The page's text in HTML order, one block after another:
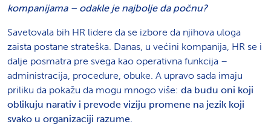
kompanijama – odakle je najbolje da počnu?
Savetovala bih HR lidere da se izbore da njihova uloga
zaista postane strateška. Danas, u većini kompanija, HR se i
dalje posmatra pre svega kao operativna funkcija –
administracija, procedure, obuke. A upravo sada imaju
priliku da pokažu da mogu mnogo više: da budu oni koji
oblikuju narativ i prevode viziju promene na jezik koji
svako u organizaciji razume.